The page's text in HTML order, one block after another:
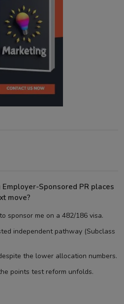
Sponsored PR places
move?
sponsor me on a 482/186 visa.
independent pathway (Subclass
the lower allocation numbers.
points test reform unfolds.